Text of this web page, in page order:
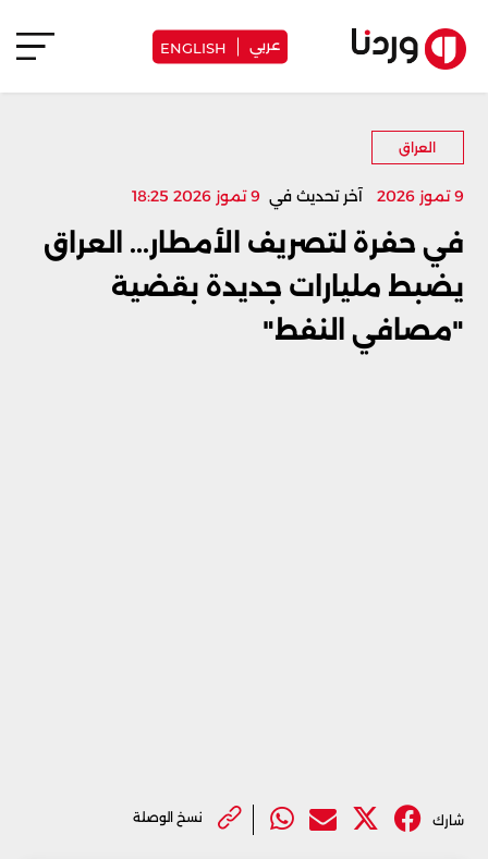
عربي ENGLISH
العراق
9 تموز 2026 آخر تحديث في 9 تموز 2026 18:25
في حفرة لتصريف الأمطار... العراق
يضبط مليارات جديدة بقضية
"مصافي النفط"
شارك نسخ الوصلة